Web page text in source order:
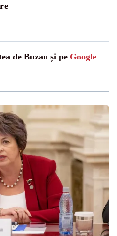
de Buzau și pe Google